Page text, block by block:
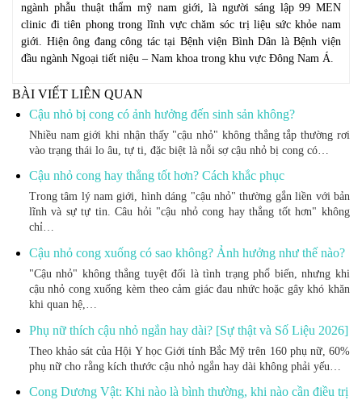
ngành phẫu thuật thẩm mỹ nam giới, là người sáng lập 99 MEN
clinic đi tiên phong trong lĩnh vực chăm sóc trị liệu sức khỏe nam
giới. Hiện ông đang công tác tại Bệnh viện Bình Dân là Bệnh viện
đầu ngành Ngoại tiết niệu – Nam khoa trong khu vực Đông Nam Á.
BÀI VIẾT LIÊN QUAN
Cậu nhỏ bị cong có ảnh hưởng đến sinh sản không?
Nhiều nam giới khi nhận thấy "cậu nhỏ" không thẳng tắp thường rơi
vào trạng thái lo âu, tự ti, đặc biệt là nỗi sợ cậu nhỏ bị cong có…
Cậu nhỏ cong hay thẳng tốt hơn? Cách khắc phục
Trong tâm lý nam giới, hình dáng "cậu nhỏ" thường gắn liền với bản
lĩnh và sự tự tin. Câu hỏi "cậu nhỏ cong hay thẳng tốt hơn" không
chỉ…
Cậu nhỏ cong xuống có sao không? Ảnh hưởng như thế nào?
"Cậu nhỏ" không thẳng tuyệt đối là tình trạng phổ biến, nhưng khi
cậu nhỏ cong xuống kèm theo cảm giác đau nhức hoặc gây khó khăn
khi quan hệ,…
Phụ nữ thích cậu nhỏ ngắn hay dài? [Sự thật và Số Liệu 2026]
Theo khảo sát của Hội Y học Giới tính Bắc Mỹ trên 160 phụ nữ, 60%
phụ nữ cho rằng kích thước cậu nhỏ ngắn hay dài không phải yếu…
Cong Dương Vật: Khi nào là bình thường, khi nào cần điều trị